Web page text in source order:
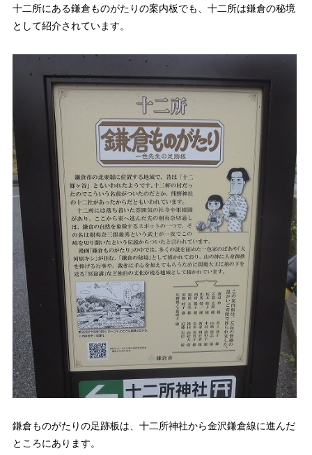
十二所にある鎌倉ものがたりの案内板でも、十二所は鎌倉の秘境
として紹介されています。
鎌倉ものがたりの足跡板は、十二所神社から金沢鎌倉線に進んだ
ところにあります。